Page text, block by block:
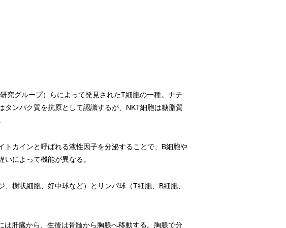
究グループ）らによって発見されたT細胞の一種。ナチ
タンパク質を抗原として認識するが、NKT細胞は糖脂質
カインと呼ばれる液性因子を分泌することで、B細胞や
によって機能が異なる。
樹状細胞、好中球など）とリンパ球（T細胞、B細胞、
肝臓から、生後は骨髄から胸腺へ移動する。胸腺で分